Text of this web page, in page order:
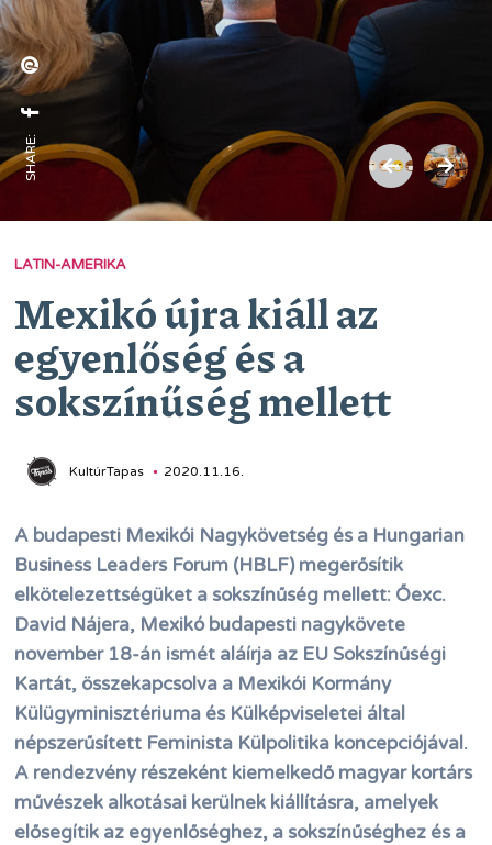
SHARE:
LATIN-AMERIKA
Mexikó újra kiáll az
egyenlőség és a
sokszínűség mellett
KultúrTapas 2020.11.16.
A budapesti Mexikói Nagykövetség és a Hungarian
Business Leaders Forum (HBLF) megerősítik
elkötelezettségüket a sokszínűség mellett: Őexc.
David Nájera, Mexikó budapesti nagykövete
november 18-án ismét aláírja az EU Sokszínűségi
Kartát, összekapcsolva a Mexikói Kormány
Külügyminisztériuma és Külképviseletei által
népszerűsített Feminista Külpolitika koncepciójával.
A rendezvény részeként kiemelkedő magyar kortárs
művészek alkotásai kerülnek kiállításra, amelyek
elősegítik az egyenlőséghez, a sokszínűséghez és a